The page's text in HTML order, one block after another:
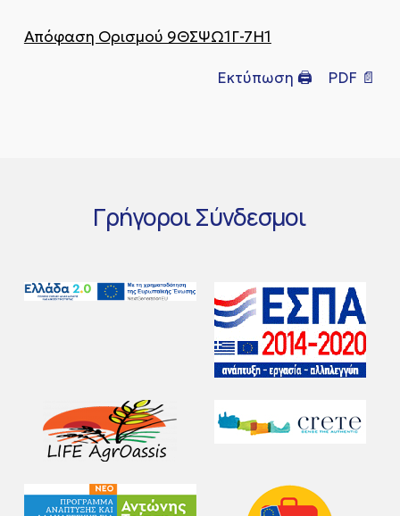
Απόφαση Ορισμού 9ΘΣΨΩ1Γ-7Η1
Εκτύπωση 🖨 PDF 📄
ΓρήγοροιΣύνδεσμοι